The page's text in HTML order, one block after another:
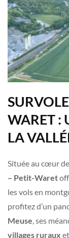
WARET :
LA
Située au cœur
– Petit-Waret
les vols en
profitez d’un
Meuse , ses
villages ruraux